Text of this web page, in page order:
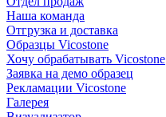
Наша команда
Отгрузка и доставка
Образцы Vicostone
Хочу обрабатывать Vicostone
Заявка на демо образец
Рекламации Vicostone
Галерея